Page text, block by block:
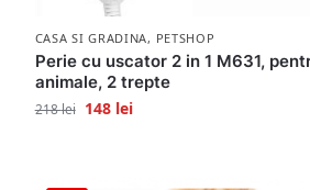
CASA SI GRADINA, PETSHOP
Perie cu uscator 2 in 1 M631,
animale, 2 trepte
218lei 148 lei